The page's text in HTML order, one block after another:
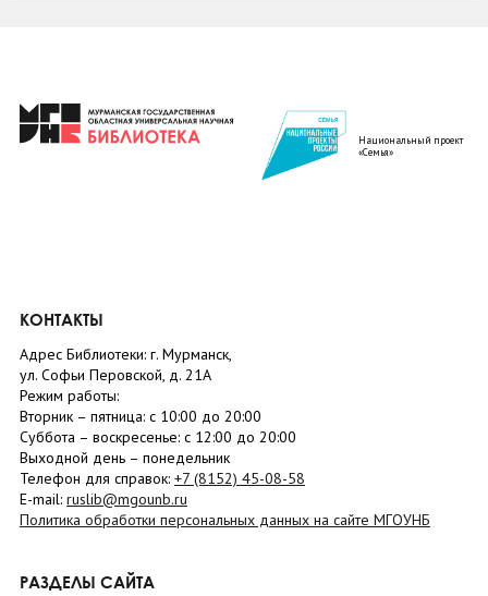
Национальный проект
«Семья»
КОНТАКТЫ
Адрес Библиотеки: г. Мурманск,
ул. Софьи Перовской, д. 21А
Режим работы:
Вторник – пятница: с 10:00 до 20:00
Суббота – воскресенье: c 12:00 до 20:00
Выходной день – понедельник
Телефон для справок: +7 (8152) 45-08-58
E-mail: ruslib@mgounb.ru
Политика обработки персональных данных на сайте МГОУНБ
РАЗДЕЛЫ САЙТА